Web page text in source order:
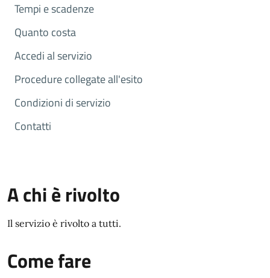
Tempi e scadenze
Quanto costa
Accedi al servizio
Procedure collegate all'esito
Condizioni di servizio
Contatti
A chi è rivolto
Il servizio è rivolto a tutti.
Come fare